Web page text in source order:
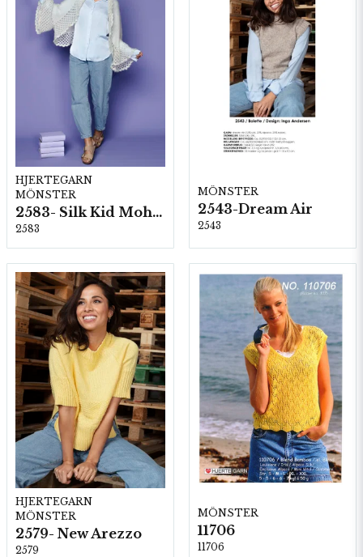
HJERTEGARN
MÖNSTER
2583- Silk Kid Mohair
2583
MÖNSTER
2543-Dream Air
2543
HJERTEGARN
MÖNSTER
2579- New Arezzo
2579
MÖNSTER
11706
11706